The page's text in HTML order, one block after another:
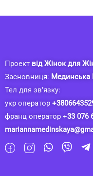
Проект від Жінок для
Засновниця: Мединська
Тел для зв’язку:
укр оператор
франц оператор +33 076